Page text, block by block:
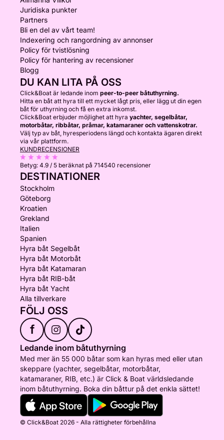
Juridiska punkter
Partners
Bli en del av vårt team!
Indexering och rangordning av annonser
Policy för tvistlösning
Policy för hantering av recensioner
Blogg
DU KAN LITA PÅ OSS
Click&Boat är ledande inom peer-to-peer båtuthyrning.
Hitta en båt att hyra till ett mycket lågt pris, eller lägg ut din egen
båt för uthyrning och få en extra inkomst.
Click&Boat erbjuder möjlighet att hyra yachter, segelbåtar,
motorbåtar, ribbåtar, pråmar, katamaraner och vattenskotrar.
Välj typ av båt, hyresperiodens längd och kontakta ägaren direkt
via vår plattform.
KUNDRECENSIONER
Betyg: 4.9 / 5 beräknat på 714540 recensioner
DESTINATIONER
Stockholm
Göteborg
Kroatien
Grekland
Italien
Spanien
Hyra båt Segelbåt
Hyra båt Motorbåt
Hyra båt Katamaran
Hyra båt RIB-båt
Hyra båt Yacht
Alla tillverkare
FÖLJ OSS
f
Ledande inom båtuthyrning
Med mer än 55 000 båtar som kan hyras med eller utan
skeppare (yachter, segelbåtar, motorbåtar,
katamaraner, RIB, etc.) är Click & Boat världsledande
inom båtuthyrning. Boka din båttur på det enkla sättet!
© Click&Boat 2026 - Alla rättigheter förbehållna